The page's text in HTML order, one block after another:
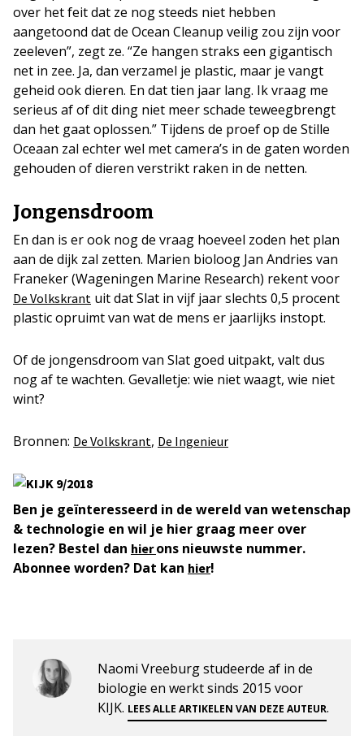
over het feit dat ze nog steeds niet hebben
aangetoond dat de Ocean Cleanup veilig zou zijn voor
zeeleven”, zegt ze. “Ze hangen straks een gigantisch
net in zee. Ja, dan verzamel je plastic, maar je vangt
geheid ook dieren. En dat tien jaar lang. Ik vraag me
serieus af of dit ding niet meer schade teweegbrengt
dan het gaat oplossen.” Tijdens de proef op de Stille
Oceaan zal echter wel met camera’s in de gaten worden
gehouden of dieren verstrikt raken in de netten.
Jongensdroom
En dan is er ook nog de vraag hoeveel zoden het plan
aan de dijk zal zetten. Marien bioloog Jan Andries van
Franeker (Wageningen Marine Research) rekent voor
De Volkskrant uit dat Slat in vijf jaar slechts 0,5 procent
plastic opruimt van wat de mens er jaarlijks instopt.
Of de jongensdroom van Slat goed uitpakt, valt dus
nog af te wachten. Gevalletje: wie niet waagt, wie niet
wint?
Bronnen: De Volkskrant, De Ingenieur
Ben je geïnteresseerd in de wereld van wetenschap
& technologie en wil je hier graag meer over
lezen? Bestel dan hierons nieuwste nummer.
Abonnee worden? Dat kan hier!
Naomi Vreeburg studeerde af in de
biologie en werkt sinds 2015 voor
KIJK. LEES ALLE ARTIKELEN VAN DEZE AUTEUR.